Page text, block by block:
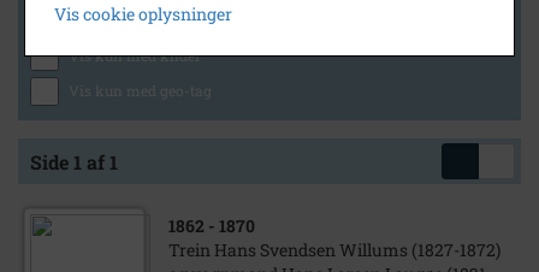
Vis kun med lydklip
Vis kun med kilder
Vis kun med geo-tag
Side 1 af 1
1862 - 1870
Trein Hans Svendsen Willums (1827-1872)
Vis cookie oplysninger